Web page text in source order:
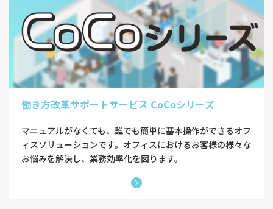
働き方改革サポートサービス CoCoシリーズ
マニュアルがなくても、誰でも簡単に基本操作ができるオフ
ィスソリューションです。オフィスにおけるお客様の様々な
お悩みを解決し、業務効率化を図ります。